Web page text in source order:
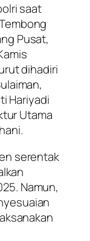
saat
Pusat,
dihadiri
Hariyadi
Utama
serentak
Namun,